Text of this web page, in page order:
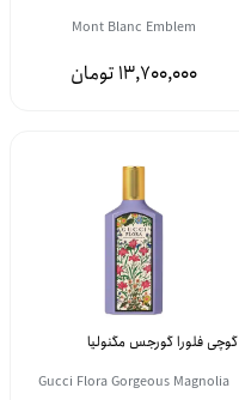
Mont Blanc Emblem
13,700,000
گوچی فلورا گورجس مگنولیا
Gucci Flora Gorgeous Magnolia